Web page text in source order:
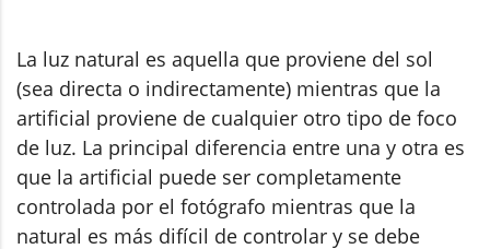
La luz natural es aquella que proviene del sol
(sea directa o indirectamente) mientras que la
artificial proviene de cualquier otro tipo de foco
de luz. La principal diferencia entre una y otra es
que la artificial puede ser completamente
controlada por el fotógrafo mientras que la
natural es más difícil de controlar y se debe